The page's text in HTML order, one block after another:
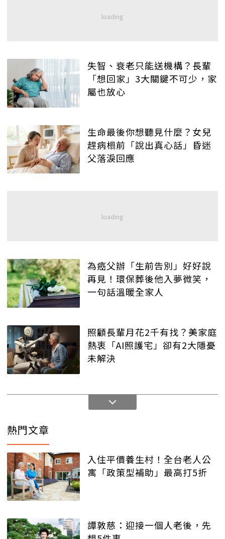
失智、衰老只能送機構？長輩
「想回家」3大關鍵不可少，家
屬也放心
生命最後你想聽見什麼？女兒
趕病榻前「說出真心話」昏迷
父落淚回應
為癌父辦「生前告別」好好說
再見！環保葬後他入夢微笑，
一句話溫暖全家人
照顧長輩月花2千有找？美家庭
熱衷「AI照護宅」卻有2大隱憂
未解決
熱門文章
入住平價養生村！全台老人公
寓「政策型補助」最高打5折
譚敦慈：迎接一個人老後，先